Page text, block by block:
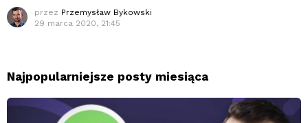
przez Przemysław Bykowski
29 marca 2020, 21:45
Najpopularniejsze posty miesiąca